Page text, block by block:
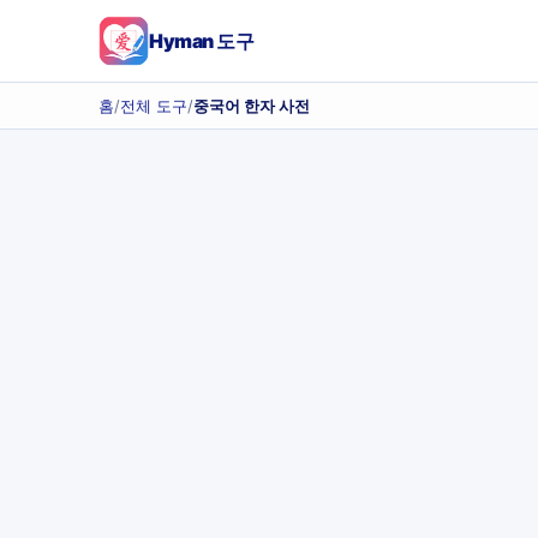
Hyman 도구
홈/전체 도구/중국어 한자 사전